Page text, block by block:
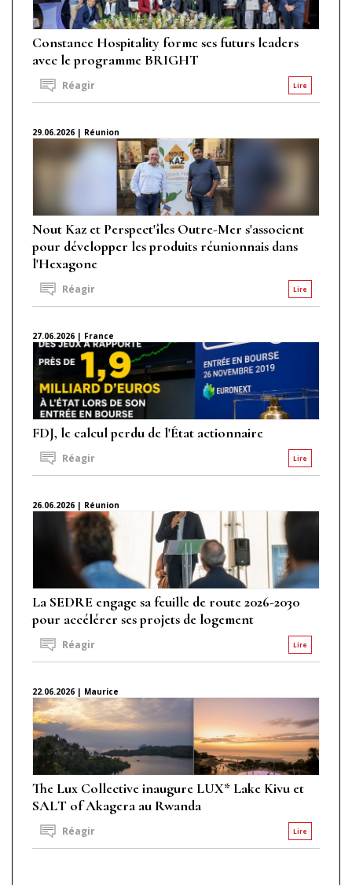
Constance Hospitality forme ses futurs leaders
avec le programme BRIGHT
Lire
Réagir
29.06.2026 | Réunion
Nout Kaz et Perspect'îles Outre-Mer s'associent
pour développer les produits réunionnais dans
l'Hexagone
Lire
Réagir
27.06.2026 | France
FDJ, le calcul perdu de l'État actionnaire
Lire
Réagir
26.06.2026 | Réunion
La SEDRE engage sa feuille de route 2026-2030
pour accélérer ses projets de logement
Lire
Réagir
22.06.2026 | Maurice
The Lux Collective inaugure LUX* Lake Kivu et
SALT of Akagera au Rwanda
Lire
Réagir